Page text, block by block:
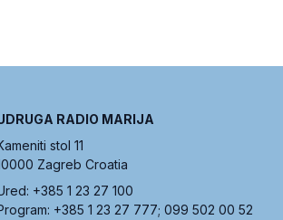
RADIO MARIJA
stol 11
Zagreb Croatia
+385 1 23 27 100
+385 1 23 27 777; 099 502 00 52